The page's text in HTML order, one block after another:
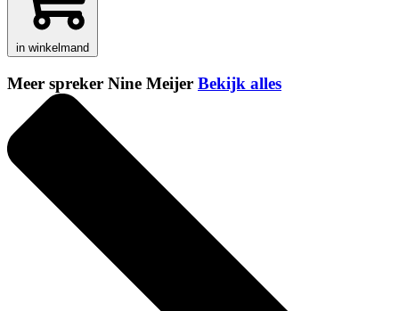
in winkelmand
Meer spreker Nine Meijer Bekijk alles